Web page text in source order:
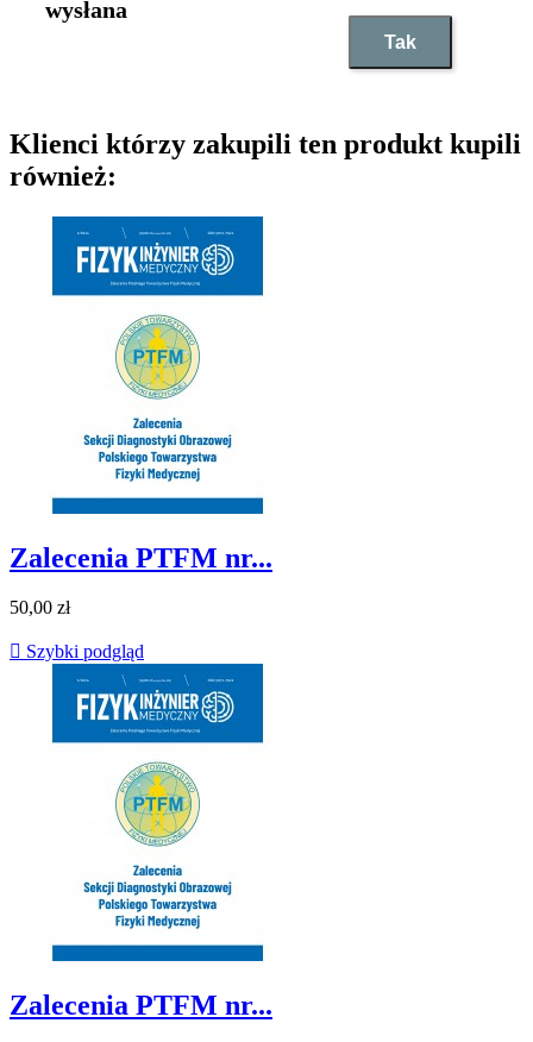
wysłana
Tak
Klienci którzy zakupili ten produkt kupili
również:
Zalecenia PTFM nr...
50,00 zł
 Szybki podgląd
Zalecenia PTFM nr...